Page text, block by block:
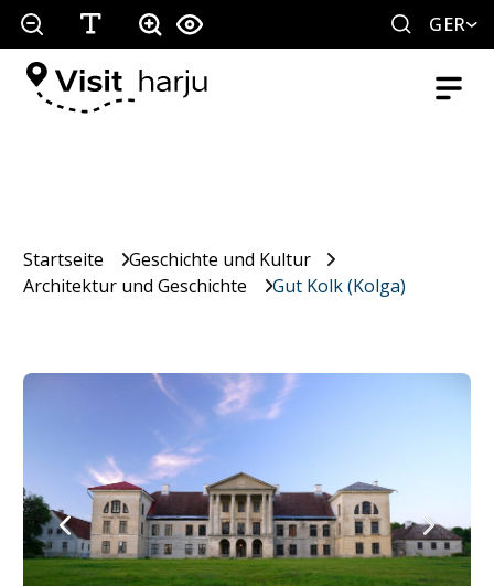
GER
Startseite
Geschichte und Kultur
Architektur und Geschichte
Gut Kolk (Kolga)